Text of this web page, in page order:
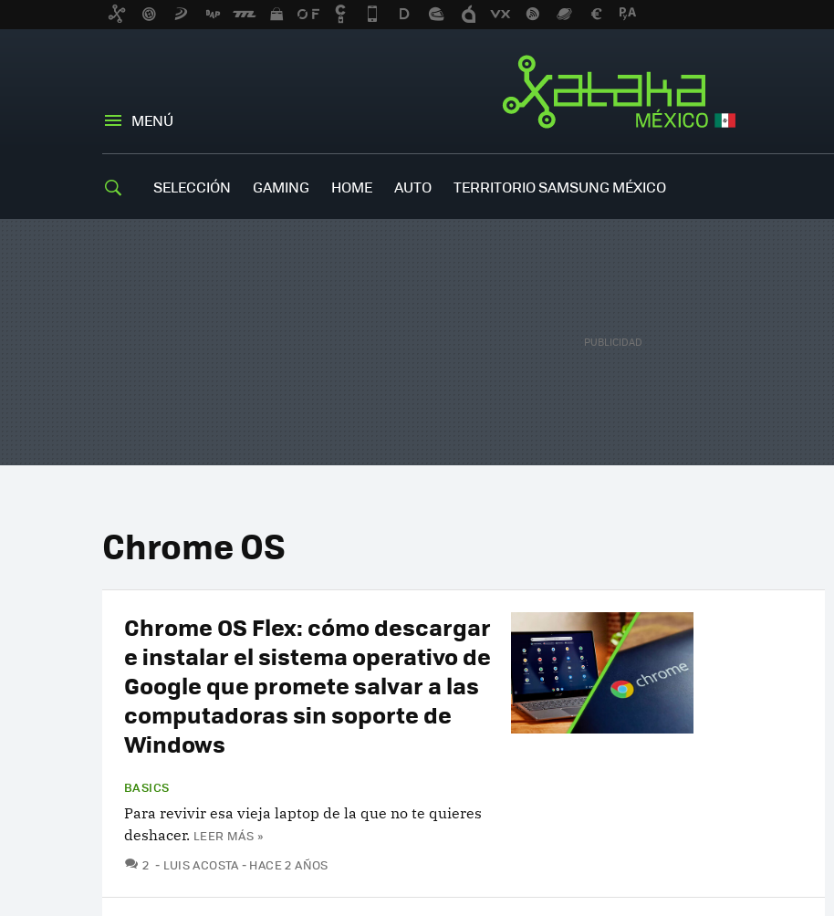
MENÚ
SELECCIÓN GAMING HOME AUTO TERRITORIO SAMSUNG MÉXICO
Chrome OS
Chrome OS Flex: cómo descargar
e instalar el sistema operativo de
Google que promete salvar a las
computadoras sin soporte de
Windows
BASICS
Para revivir esa vieja laptop de la que no te quieres
deshacer. LEER MÁS »
2 COMENTARIOS
LUIS ACOSTA HACE 2 AÑOS